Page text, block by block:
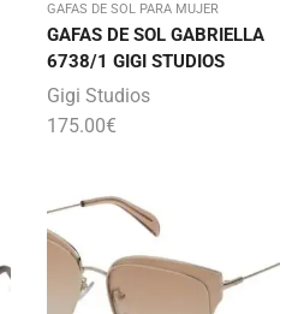
GAFAS DE SOL PARA MUJER
GAFAS DE SOL GABRIELLA
6738/1 GIGI STUDIOS
Gigi Studios
175.00€